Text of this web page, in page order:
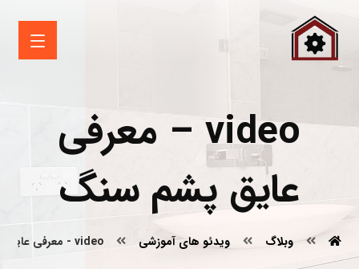
video – معرفی
عایق پشم سنگ
وبلاگ ویدئو های آموزشی video - معرفی عایق پشم سنگ